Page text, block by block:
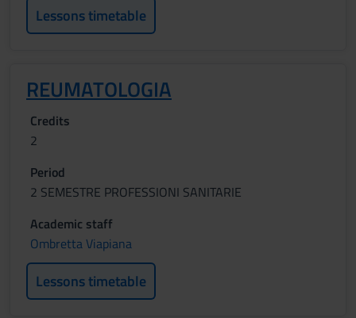
Lessons timetable
REUMATOLOGIA
Credits
2
Period
2 SEMESTRE PROFESSIONI SANITARIE
Academic staff
Ombretta Viapiana
Lessons timetable